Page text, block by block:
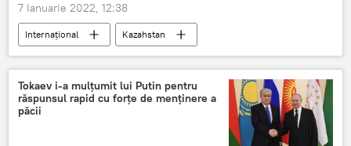
7 Ianuarie 2022, 12:38
Internațional Kazahstan
Tokaev i-a mulțumit lui Putin pentru
răspunsul rapid cu forțe de menținere a
păcii